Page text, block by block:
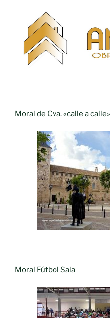
Moral de Cva. «calle a calle»
Moral Fútbol Sala